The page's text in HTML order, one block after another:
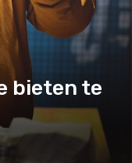
bieten te